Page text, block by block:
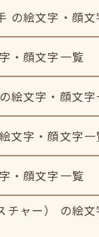
の絵文字・顔
・顔文字一覧
絵文字・顔文字
文字・顔文字一
・顔文字一覧
チャー） の絵